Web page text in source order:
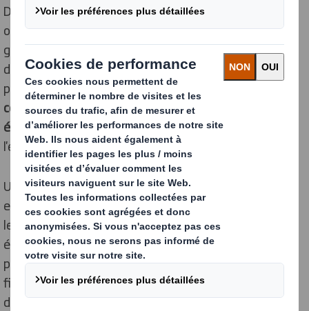
Dès 9 heures du matin, les portes du site ont été
ouvertes aux visiteurs pour une série de visites
guidées, qui ont suscité un vif intérêt, beaucoup
d'étonnement, de questions et d'émotions
partagées.Les 160 participants ont pu découvrir les
coulisses de l'usine, l'expertise et le savoir-faire des
équipes, et exprimer leur reconnaissance envers
l'ensemble des collaborateurs.
Une trentaine de salariés étaient présents pour
effectuer les visites : 15 opérateurs pour faire tourner
les machines – avec une immense fierté ! – et des
équipes pour l'accueil et l'accompagnement des visites
par groupe de 8 personnes. Un parcours balisé qui s'est
fini par le Bureau d'Etudes pour expliquer notre métier
d'expert de l'emballage.